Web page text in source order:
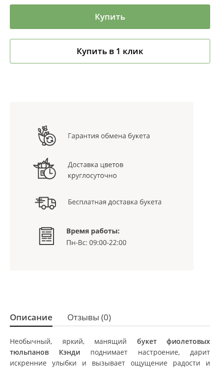
Купить
Купить в 1 клик
Описание Отзывы (0)
Необычный, яркий, манящий букет фиолетовых
тюльпанов Кэнди поднимает настроение, дарит
искренние улыбки и вызывает ощущение радости и